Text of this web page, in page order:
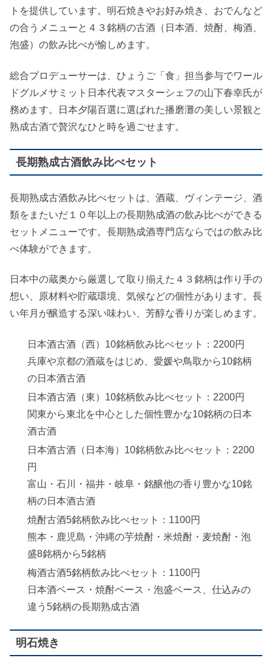
トを提供しています。明石焼きやお好み焼き、おでんなど
の合うメニューと４３銘柄の古酒（日本酒、焼酎、梅酒、
泡盛）の飲み比べが愉しめます。
総合プロデューサーは、ひょうご「食」担当参与でワール
ドグルメサミット日本代表マスターシェフの山下春幸氏が
務めます。日本夕陽百選に選ばれた播磨灘の美しい景観と
熟成古酒で贅沢なひと時を過ごせます。
長期熟成古酒飲み比べセット
長期熟成古酒飲み比べセットは、酒蔵、ヴィンテージ、酒
類をまたいだ１０年以上の長期熟成酒の飲み比べができる
セットメニューです。長期熟成酒専門店ならではの飲み比
べ体験ができます。
日本中の蔵奥から厳選して取り揃えた４３銘柄は作り手の
想い、原材料や貯蔵環境、気候などの個性があります。長
い年月が醸造する深い味わい、芳醇な香りが楽しめます。
日本酒古酒（西）10銘柄飲み比べセット：2200円
兵庫や京都の酒蔵をはじめ、愛媛や鳥取から10銘柄
の日本酒古酒
日本酒古酒（東）10銘柄飲み比べセット：2200円
関東から東北を中心とした個性豊かな10銘柄の日本
酒古酒
日本酒古酒（日本海）10銘柄飲み比べセット：2200
円
富山・石川・福井・岐阜・銘醸他の香り豊かな10銘
柄の日本酒古酒
焼酎古酒5銘柄飲み比べセット：1100円
熊本・鹿児島・沖縄の芋焼酎・米焼酎・麦焼酎・泡
盛8銘柄から5銘柄
梅酒古酒5銘柄飲み比べセット：1100円
日本酒ベース・焼酎ベース・泡盛ベース、仕込みの
違う5銘柄の長期熟成古酒
明石焼き